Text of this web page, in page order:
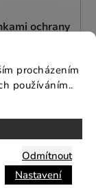
procházením
používáním..
Nastavení
Odmítnout
ochrany
- Všechna